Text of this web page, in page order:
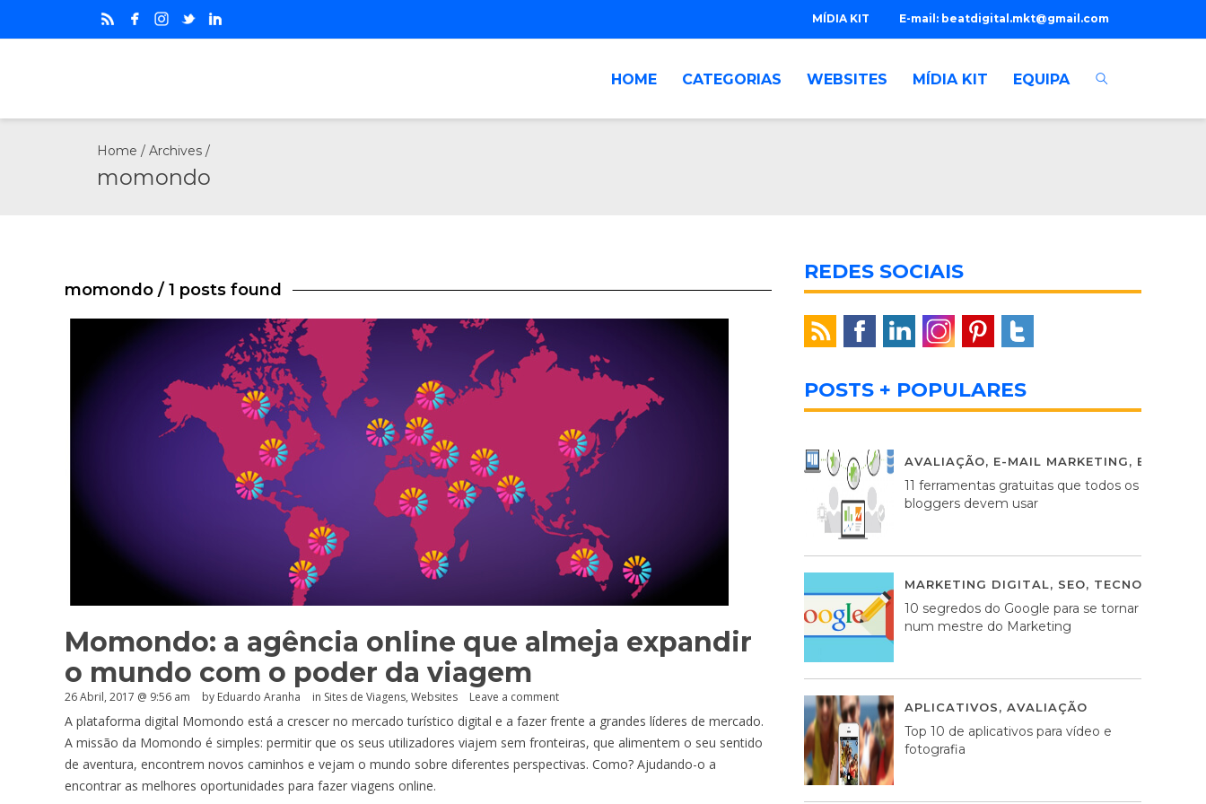
E-mail: beatdigital.mkt@gmail.com
MÍDIA KIT
HOME CATEGORIAS WEBSITES MÍDIA KIT EQUIPA
Home / Archives /
momondo
momondo / 1 posts found
Momondo: a agência online que almeja expandir
o mundo com o poder da viagem
26 Abril, 2017 @ 9:56 am by Eduardo Aranha in Sites de Viagens, Websites Leave a comment
A plataforma digital Momondo está a crescer no mercado turístico digital e a fazer frente a grandes líderes de mercado.
A missão da Momondo é simples: permitir que os seus utilizadores viajem sem fronteiras, que alimentem o seu sentido
de aventura, encontrem novos caminhos e vejam o mundo sobre diferentes perspectivas. Como? Ajudando-o a
encontrar as melhores oportunidades para fazer viagens online.
REDES SOCIAIS
POSTS + POPULARES
AVALIAÇÃO, E-MAIL MARKETING,
11 ferramentas gratuitas que todos os
bloggers devem usar
MARKETING DIGITAL, SEO, TECNOLOGIA
10 segredos do Google para se tornar
num mestre do Marketing
APLICATIVOS, AVALIAÇÃO
Top 10 de aplicativos para vídeo e
fotografia